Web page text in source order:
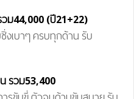
วม44,000 (ปี21+22)
งเบาๆ ครบทุกด้าน รับ
รวม53,400